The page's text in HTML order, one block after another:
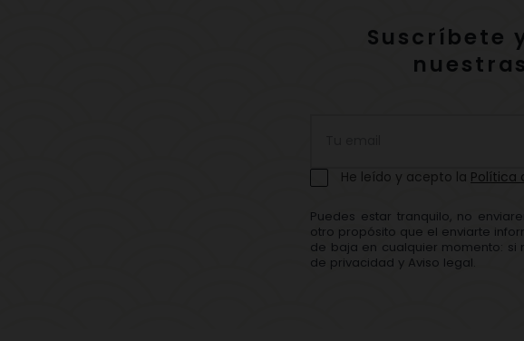
Suscríbete
Puedes estar tranquilo, no
otro propósito que el enviarte
de baja en cualquier momento: si
de privacidad y Aviso legal.
He leído y acepto la Política